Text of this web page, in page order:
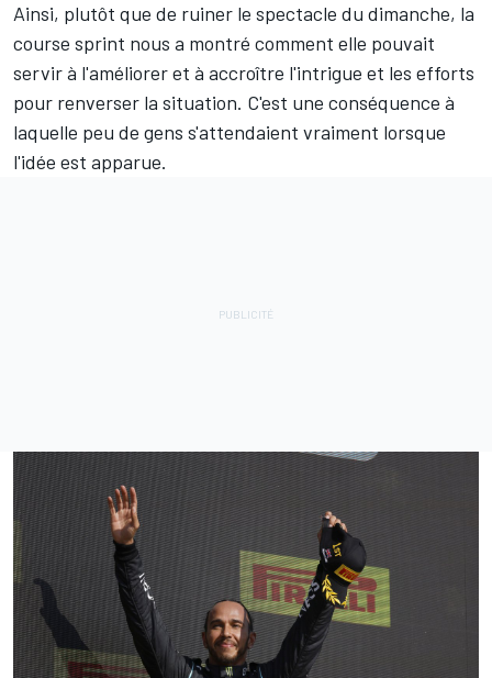
Ainsi, plutôt que de ruiner le spectacle du dimanche, la
course sprint nous a montré comment elle pouvait
servir à l'améliorer et à accroître l'intrigue et les efforts
pour renverser la situation. C'est une conséquence à
laquelle peu de gens s'attendaient vraiment lorsque
l'idée est apparue.